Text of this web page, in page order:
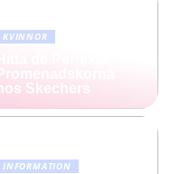
KVINNOR
Promenadskorna
hos Skechers
INFORMATION